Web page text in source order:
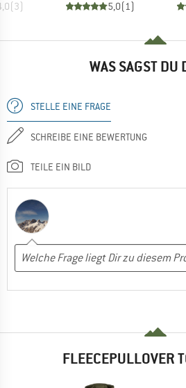
(3) 5,0(1)
WAS SAGST DU
STELLE EINE FRAGE
SCHREIBE EINE BEWERTUNG
TEILE EIN BILD
FLEECEPULLOVER